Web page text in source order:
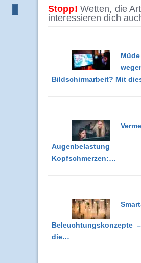
Stopp! Wetten, die
interessieren dich
Bildschirmarbeit? Mit
Kopfschmerzen:…
Beleuchtungskonzepte
die…